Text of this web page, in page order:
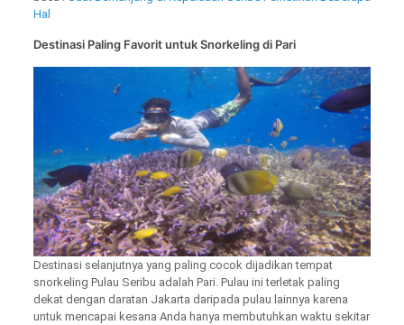
Hal
Destinasi Paling Favorit untuk Snorkeling di Pari
Destinasi selanjutnya yang paling cocok dijadikan tempat
snorkeling Pulau Seribu adalah Pari. Pulau ini terletak paling
dekat dengan daratan Jakarta daripada pulau lainnya karena
untuk mencapai kesana Anda hanya membutuhkan waktu sekitar